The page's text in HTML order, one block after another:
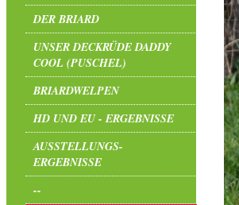
DER BRIARD
UNSER DECKRÜDE DADDY
COOL (PUSCHEL)
BRIARDWELPEN
HD UND EU - ERGEBNISSE
AUSSTELLUNGS-
ERGEBNISSE
--